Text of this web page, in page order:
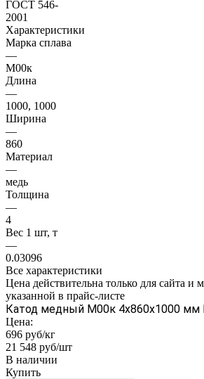
Характеристики
Марка сплава
—
М00к
Длина
—
1000, 1000
Ширина
—
860
Материал
—
медь
Толщина
—
4
Вес 1 шт, т
—
0.03096
Все характеристики
Цена действительна только для сайта и
указанной в прайс-листе
Катод медный М00к 4х860х1000 мм
Цена:
696 руб/кг
21 548 руб/шт
В наличии
Купить